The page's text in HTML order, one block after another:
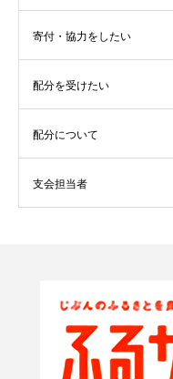
寄付・協力をしたい
配分を受けたい
配分について
支会担当者